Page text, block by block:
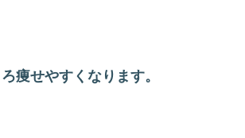
痩せやすくなります。